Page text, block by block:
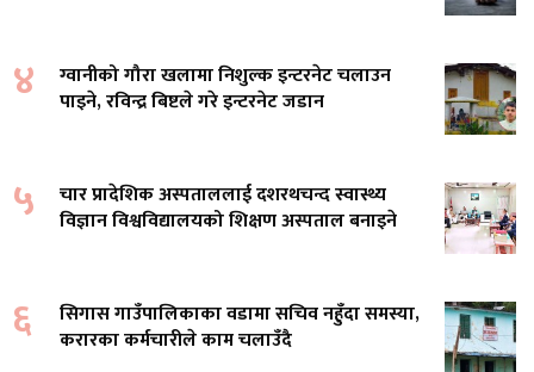
४
ग्वानीको गौरा खलामा निशुल्क इन्टरनेट चलाउन
पाइने, रविन्द्र बिष्टले गरे इन्टरनेट जडान
५
चार प्रादेशिक अस्पताललाई दशरथचन्द स्वास्थ्य
विज्ञान विश्वविद्यालयको शिक्षण अस्पताल बनाइने
६
सिगास गाउँपालिकाका वडामा सचिव नहुँदा समस्या,
करारका कर्मचारीले काम चलाउँदै